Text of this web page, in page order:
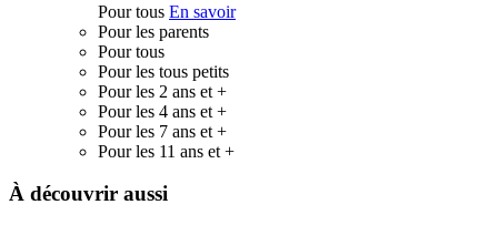
Pour tous En savoir
Pour les parents
Pour tous
Pour les tous petits
Pour les 2 ans et +
Pour les 4 ans et +
Pour les 7 ans et +
Pour les 11 ans et +
À découvrir aussi